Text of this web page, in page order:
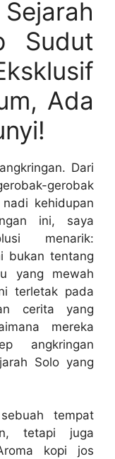
Sudut
Ada
Dari
gerobak
kehidupan
ini, saya
menarik:
bukan tentang
yang mewah
terletak pada
cerita yang
mereka
angkringan
Solo yang
tempat
tetapi juga
kopi jos